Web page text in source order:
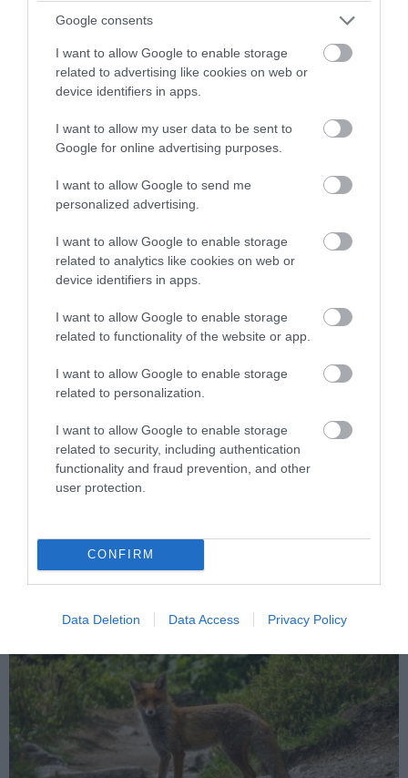
Google consents
I want to allow Google to enable storage
related to advertising like cookies on web or
device identifiers in apps.
I want to allow my user data to be sent to
Google for online advertising purposes.
I want to allow Google to send me
personalized advertising.
I want to allow Google to enable storage
related to analytics like cookies on web or
device identifiers in apps.
I want to allow Google to enable storage
related to functionality of the website or app.
I want to allow Google to enable storage
related to personalization.
I want to allow Google to enable storage
related to security, including authentication
functionality and fraud prevention, and other
user protection.
CONFIRM
Data Deletion Data Access Privacy Policy
Ινδικός Ωκεανός: Συγκλονίζει βίντεο με
το πένθος θηλυκού δελφινιού: Κουβαλά
επί μέρες το νεκρό μικρό της!
04.08.2026 | 10:34
PRONEWS.GR /ΑΓΡΙΑ ΖΩΗ
Κέιπ Κοντ: Έπιασαν καρχαρία «τίγρη» – Η
εμφάνισή του προκαλεί ερωτήματα
04.08.2026 | 09:49